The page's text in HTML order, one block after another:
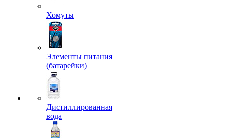
Хомуты
Элементы питания
(батарейки)
Дистиллированная
вода